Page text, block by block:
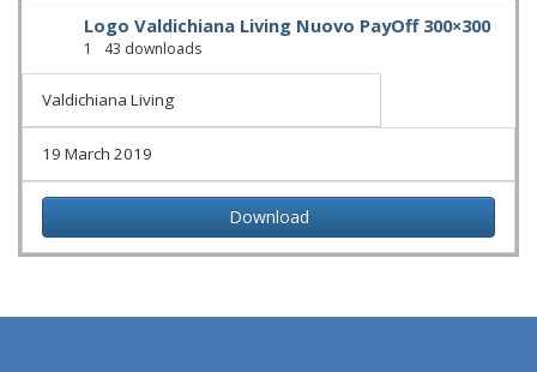
Logo Valdichiana Living Nuovo PayOff 300×300
1 43 downloads
Valdichiana Living
19 March 2019
Download